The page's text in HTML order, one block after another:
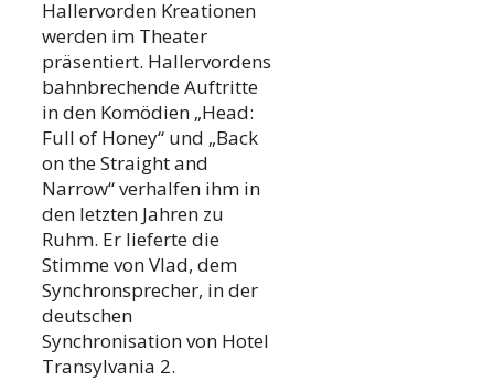
Hallervorden Kreationen
werden im Theater
präsentiert. Hallervordens
bahnbrechende Auftritte
in den Komödien „Head:
Full of Honey“ und „Back
on the Straight and
Narrow“ verhalfen ihm in
den letzten Jahren zu
Ruhm. Er lieferte die
Stimme von Vlad, dem
Synchronsprecher, in der
deutschen
Synchronisation von Hotel
Transylvania 2.